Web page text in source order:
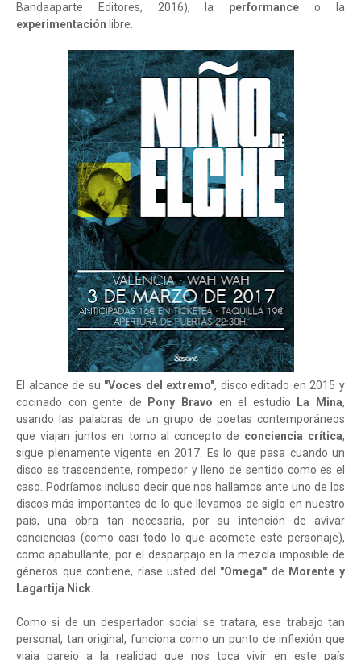
Bandaaparte Editores, 2016), la performanceo la
experimentación libre.
El alcance de su "Voces del extremo", disco editado en 2015 y
cocinado con gente de
Pony Bravo en el estudio La Mina,
usando las palabras de un grupo de poetas contemporáneos
que viajan juntos en torno al concepto de conciencia crítica,
sigue plenamente vigente en 2017. Es lo que pasa cuando un
disco es trascendente, rompedor y lleno de sentido como es el
caso. Podríamos incluso decir que nos hallamos ante uno de los
discos más importantes de lo que llevamos de siglo en nuestro
país, una obra tan necesaria, por su intención de avivar
conciencias (como casi todo lo que acomete este personaje),
como apabullante, por el desparpajo en la mezcla imposible de
géneros que contiene, ríase usted del "Omega" de Morente y
Lagartija Nick.
Como si de un despertador social se tratara, ese trabajo tan
personal, tan original, funciona como un punto de inflexión que
viaja parejo a la realidad que nos toca vivir en este país